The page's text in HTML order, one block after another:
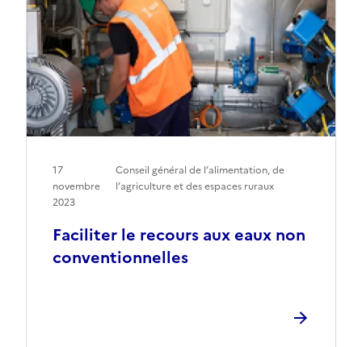
Faciliter le recours aux eaux non
conventionnelles
17
novembre
2023
Conseil général de l’alimentation, de
l’agriculture et des espaces ruraux